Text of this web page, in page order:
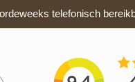
telefonisch